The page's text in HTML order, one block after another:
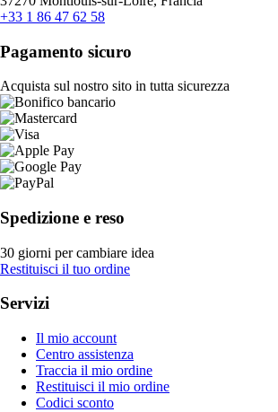
+33 1 86 47 62 58
Pagamento sicuro
Acquista sul nostro sito in tutta sicurezza
Spedizione e reso
30 giorni per cambiare idea
Restituisci il tuo ordine
Servizi
Il mio account
Centro assistenza
Traccia il mio ordine
Restituisci il mio ordine
Codici sconto